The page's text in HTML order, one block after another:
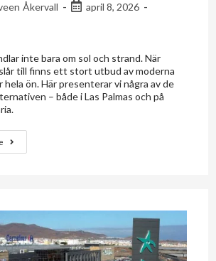
Åkervall
april 8, 2026
inte bara om sol och strand. När
till finns ett stort utbud av moderna
ön. Här presenterar vi några av de
– både i Las Palmas och på